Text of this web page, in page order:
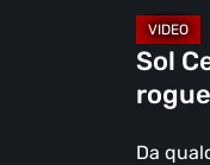
[Video]
Sol
Da